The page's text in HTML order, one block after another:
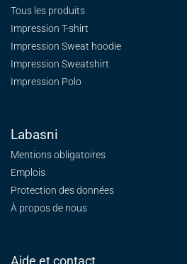
Tous les produits
Impression T-shirt
Impression Sweat hoodie
Impression Sweatshirt
Impression Polo
Labasni
Mentions obligatoires
Emplois
Protection des données
À propos de nous
Aide et contact